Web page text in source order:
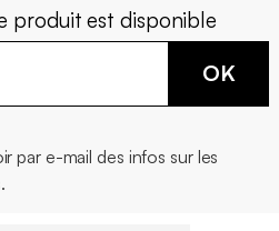
produit est disponible
OK
par e-mail des infos sur les